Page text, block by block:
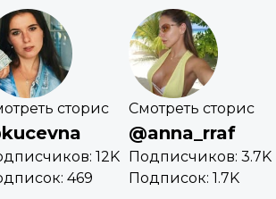
сторис
12K
469
Смотреть сторис
@anna_rraf
Подписчиков: 3.7K
Подписок: 1.7K